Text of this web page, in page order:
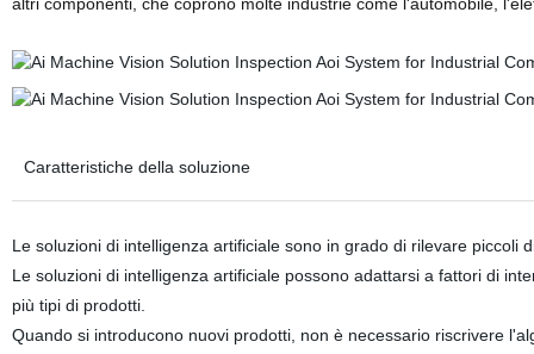
Caratteristiche della soluzione
Le soluzioni di intelligenza artificiale sono in grado di rilevare
Le soluzioni di intelligenza artificiale possono adattarsi a fattori di
più tipi di prodotti.
Quando si introducono nuovi prodotti, non è necessario riscrivere